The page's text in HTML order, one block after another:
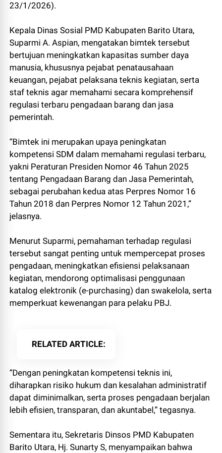
23/1/2026).
Kepala Dinas Sosial PMD Kabupaten Barito Utara,
Suparmi A. Aspian, mengatakan bimtek tersebut
bertujuan meningkatkan kapasitas sumber daya
manusia, khususnya pejabat penatausahaan
keuangan, pejabat pelaksana teknis kegiatan, serta
staf teknis agar memahami secara komprehensif
regulasi terbaru pengadaan barang dan jasa
pemerintah.
“Bimtek ini merupakan upaya peningkatan
kompetensi SDM dalam memahami regulasi terbaru,
yakni Peraturan Presiden Nomor 46 Tahun 2025
tentang Pengadaan Barang dan Jasa Pemerintah,
sebagai perubahan kedua atas Perpres Nomor 16
Tahun 2018 dan Perpres Nomor 12 Tahun 2021,”
jelasnya.
Menurut Suparmi, pemahaman terhadap regulasi
tersebut sangat penting untuk mempercepat proses
pengadaan, meningkatkan efisiensi pelaksanaan
kegiatan, mendorong optimalisasi penggunaan
katalog elektronik (e-purchasing) dan swakelola, serta
memperkuat kewenangan para pelaku PBJ.
RELATED ARTICLE
“Dengan peningkatan kompetensi teknis ini,
diharapkan risiko hukum dan kesalahan administratif
dapat diminimalkan, serta proses pengadaan berjalan
lebih efisien, transparan, dan akuntabel,” tegasnya.
Sementara itu, Sekretaris Dinsos PMD Kabupaten
Barito Utara, Hj. Sunarty S, menyampaikan bahwa